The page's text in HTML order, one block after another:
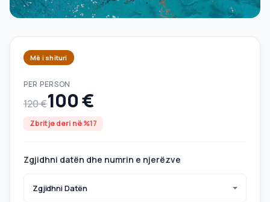
Më i shituri
PER PERSON
120 €100 €
Zbritje deri në %17
Zgjidhni datën dhe numrin e njerëzve
Zgjidhni Datën